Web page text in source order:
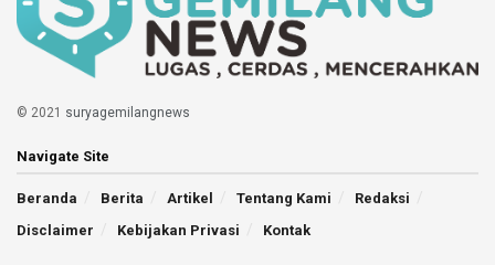
© 2021 suryagemilangnews
Navigate Site
Beranda Berita Artikel Tentang Kami
Redaksi
Disclaimer
Kebijakan Privasi Kontak